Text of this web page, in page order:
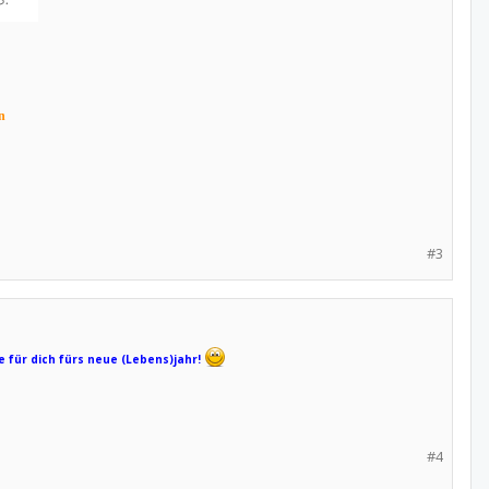
#3
für dich fürs neue (Lebens)jahr!
#4